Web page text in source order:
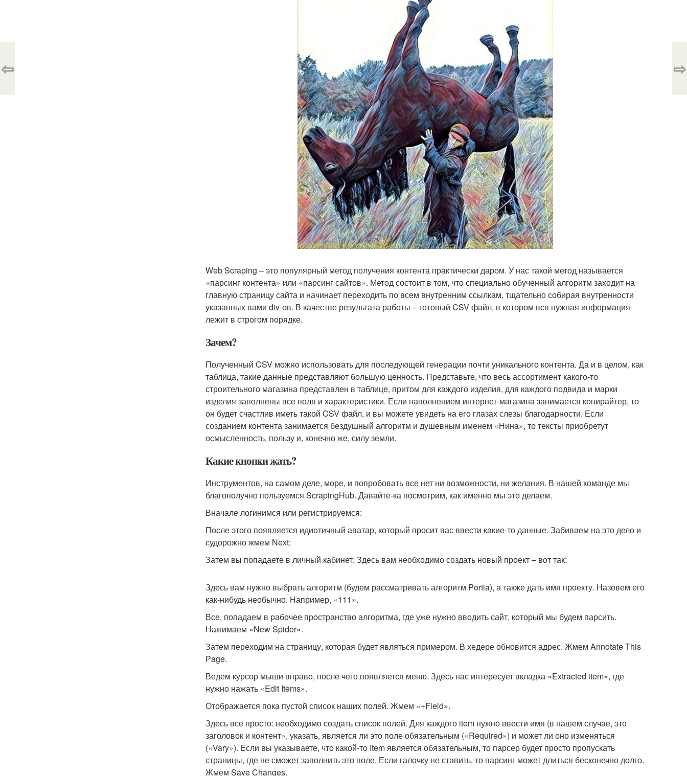
Web Scraping – это популярный метод получения контента практически даром. У нас такой метод называется
«парсинг контента» или «парсинг сайтов». Метод состоит в том, что специально обученный алгоритм заходит на
главную страницу сайта и начинает переходить по всем внутренним ссылкам, тщательно собирая внутренности
указанных вами div-ов. В качестве результата работы – готовый CSV файл, в котором вся нужная информация
лежит в строгом порядке.
Зачем?
Полученный CSV можно использовать для последующей генерации почти уникального контента. Да и в целом, как
таблица, такие данные представляют большую ценность. Представьте, что весь ассортимент какого-то
строительного магазина представлен в таблице, притом для каждого изделия, для каждого подвида и марки
изделия заполнены все поля и характеристики. Если наполнением интернет-магазина занимается копирайтер, то
он будет счастлив иметь такой CSV файл, и вы можете увидеть на его глазах слезы благодарности. Если
созданием контента занимается бездушный алгоритм и душевным именем «Нина», то тексты приобретут
осмысленность, пользу и, конечно же, силу земли.
Какие кнопки жать?
Инструментов, на самом деле, море, и попробовать все нет ни возможности, ни желания. В нашей команде мы
благополучно пользуемся ScrapingHub. Давайте-ка посмотрим, как именно мы это делаем.
Вначале логинимся или регистрируемся:
После этого появляется идиотичный аватар, который просит вас ввести какие-то данные. Забиваем на это дело и
судорожно жмем Next:
Затем вы попадаете в личный кабинет. Здесь вам необходимо создать новый проект – вот так:
Здесь вам нужно выбрать алгоритм (будем рассматривать алгоритм Portia), а также дать имя проекту. Назовем его
как-нибудь необычно. Например, «111».
Все, попадаем в рабочее пространство алгоритма, где уже нужно вводить сайт, который мы будем парсить.
Нажимаем «New Spider».
Затем переходим на страницу, которая будет являться примером. В хедере обновится адрес. Жмем Annotate This
Page.
Ведем курсор мыши вправо, после чего появляется меню. Здесь нас интересует вкладка «Extracted item», где
нужно нажать «Edit Items».
Отображается пока пустой список наших полей. Жмем «+Field».
Здесь все просто: необходимо создать список полей. Для каждого item нужно ввести имя (в нашем случае, это
заголовок и контент», указать, является ли это поле обязательным («Required») и может ли оно изменяться
(«Vary»). Если вы указываете, что какой-то Item является обязательным, то парсер будет просто пропускать
страницы, где не сможет заполнить это поле. Если галочку не ставить, то парсинг может длиться бесконечно долго.
Жмем Save Changes.
⇦ ⇨